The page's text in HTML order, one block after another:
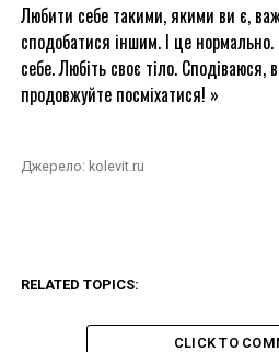
Любити себе такими, якими ви є,
сподобатися іншим. І це
себе. Любіть своє тіло. Сподіваюся,
продовжуйте посміхатися! »
Джерело: kolevit.ru
RELATED TOPICS:
CLICK TO